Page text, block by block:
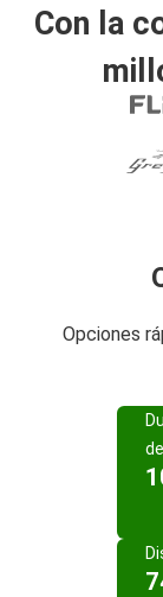
Con la
Opciones